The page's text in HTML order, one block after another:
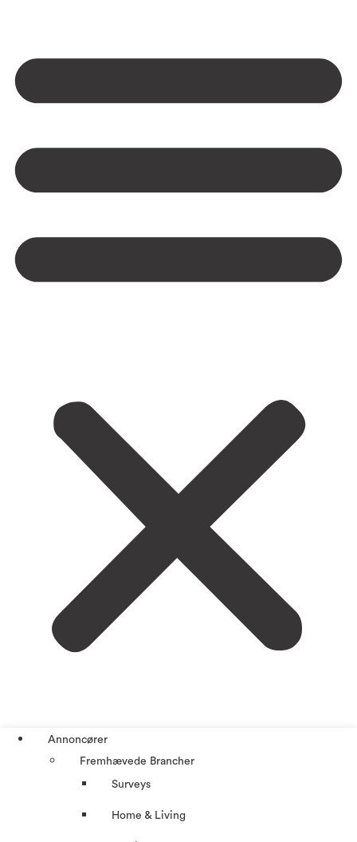
Annoncører
Fremhævede Brancher
Surveys
Home & Living